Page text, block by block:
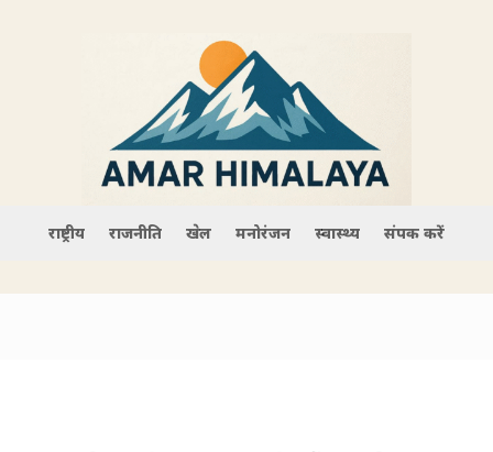
राष्ट्रीय राजनीति खेल मनोरंजन स्वास्थ्य संपर्क करें